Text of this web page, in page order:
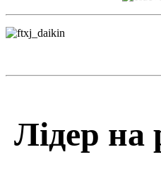
Лідер на